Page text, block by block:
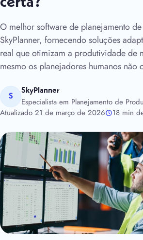
O melhor software de planejamento
SkyPlanner, fornecendo soluções
real que otimizam a produtividade de
mesmo os planejadores humanos não
S
SkyPlanner
Especialista em Planejamento de
Atualizado 21 de março de 2026
18 min